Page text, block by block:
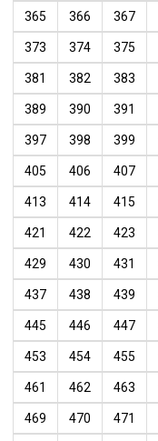
365 366 367
373 374 375
381 382 383
389 390 391
397 398 399
405 406 407
413 414 415
421 422 423
429 430 431
437 438 439
445 446 447
453 454 455
461 462 463
469 470 471